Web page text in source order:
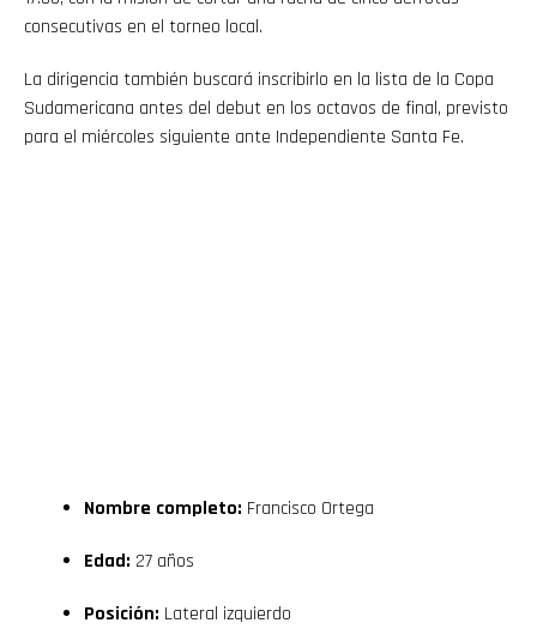
consecutivas en el torneo local.
La dirigencia también buscará inscribirlo en la lista de la Copa
Sudamericana antes del debut en los octavos de final, previsto
para el miércoles siguiente ante Independiente Santa Fe.
Nombre completo: Francisco Ortega
Edad: 27 años
Posición: Lateral izquierdo